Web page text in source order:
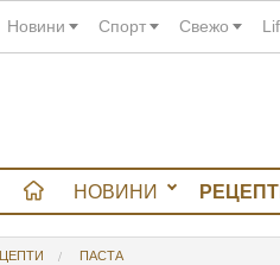
Новини Спорт Свежо
НОВИНИ
ПАСТА